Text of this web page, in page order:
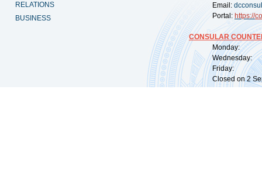
RELATIONS
BUSINESS
Email:
Portal: https://
CONSULAR
Monday:
Wednesday:
Friday:
Closed on 2